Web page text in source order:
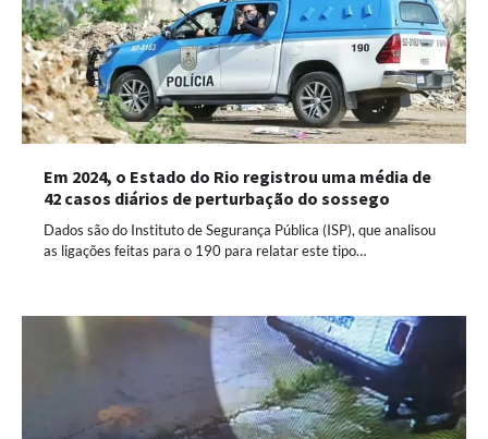
Em 2024, o Estado do Rio registrou uma média de
42 casos diários de perturbação do sossego
Dados são do Instituto de Segurança Pública (ISP), que analisou
as ligações feitas para o 190 para relatar este tipo…